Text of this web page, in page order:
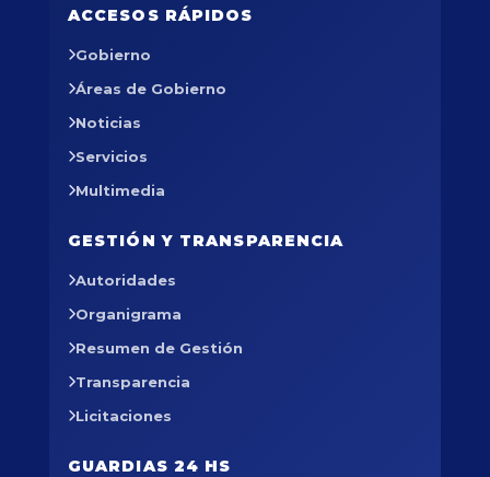
ACCESOS RÁPIDOS
Gobierno
Áreas de Gobierno
Noticias
Servicios
Multimedia
GESTIÓN Y TRANSPARENCIA
Autoridades
Organigrama
Resumen de Gestión
Transparencia
Licitaciones
GUARDIAS 24 HS